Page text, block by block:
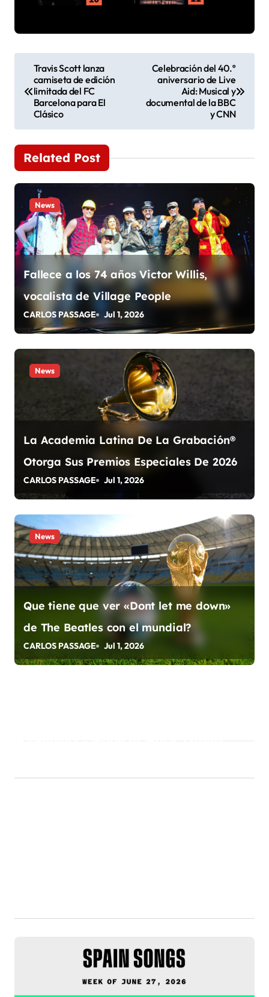
a
e
g
a
c
i
ó
n
d
e
e
a
d
a
s
Travis Scott lanza
camiseta de edición
limitada del FC
Barcelona para El
Clásico
Celebración del 40.º
aniversario de Live
Aid: Musical y
documental de la BBC
y CNN
Related Post
News
Fallece a los 74 años Victor Willis,
vocalista de Village People
CARLOS PASSAGE Jul 1, 2026
News
La Academia Latina De La Grabación®
Otorga Sus Premios Especiales De 2026
CARLOS PASSAGE Jul 1, 2026
News
Que tiene que ver «Dont let me down»
de The Beatles con el mundial?
CARLOS PASSAGE Jul 1, 2026